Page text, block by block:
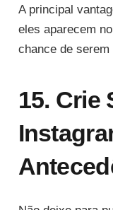
A principal
eles aparecem
chance de
15. Crie